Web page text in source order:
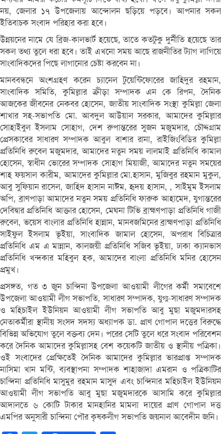
নয়, জেলার ১৭ উপজেলায় আন্দোলন ছড়িয়ে পড়বে। আপনার সকল
ইতিবাচক সংবাদ পরিহার করা হবে।
উন্নয়নের নামে যে ব্রিজ-কালভার্ট হয়েছে, তাতে কতটুকু দুর্নীতি হয়েছে তার
সকল তথ্য তুলে ধরা হবে। তাই এখনো সময় আছে রাজনীতির ট্যাগ লাগিয়ে
সাংবাদিকদের পিছে লাগানোর চেষ্টা করবেন না।
মানববন্ধনে অংশগ্রহণ করেন চ্যানেল টুয়েন্টিফোরের জাহিদুর রহমান,
সাংবাদিক সমিতি, কুমিল্লার ক্রীড়া সম্পাদক এন কে রিপন, দৈনিক
আজকের জীবনের নেকবর হোসেন, জাতীয় সাংবাদিক সংস্থা কুমিল্লা জেলা
শাখার সহ-সভাপতি মো. আবদুল আউয়াল সরকার, আমাদের কুমিল্লার
সোহাইবুল ইসলাম সোহাগ, দেশ রুপান্তরের সুজন মজুমদার, চৌদ্দগ্রাম
প্রেসকাবের সাধারণ সম্পাদক আবুল বাশার রানা, রাইজিংবিডির কুমিল্লা
প্রতিনিধি রুবেল মজুমদার, আমাদের নতুন সময় লালমাই প্রতিনিধি কামাল
হোসেন, স্বাধীন ভোরের সম্পাদক সোহাগ মিয়াজী, আমাদের নতুন সময়ের
শাহ ফয়সাল কারীম, আমাদের কুমিল্লার মো.হাসান, মুজিবুর রহমান মুকুল,
আবু সুফিয়ান রাসেল, জাহিদ হাসান নাঈম, হৃদয় হাসান, , সাইমুম ইসলাম
অপি, ব্রাণপাড়া আমাদের নতুন সময় প্রতিনিধি ফারুক আহামেদ, যুগান্তরের
দেবিদ্বার প্রতিনিধি আক্তার হোসেন, মেঘনা টিভি ব্রাহ্মণপাড়া প্রতিনিধি গাজী
রুবেল, ভয়েস বাংলার প্রতিনিধি হান্নান, মানবজমিনের ব্রাহ্মণপাড়া প্রতিনিধি
সাইফুল ইসলাম ভূইয়া, সাংবাদিক জামাল হোসেন, অপরাধ বিচিত্রার
প্রতিনিধি এম এ মান্নান, কালজয়ী প্রতিনিধি সজিব ভূইয়া, ঢাকা ক্যানভাস
প্রতিনিধি খন্দকার মহিবুল হক, আমাদের বাংলা প্রতিনিধি মনির হোসেন
প্রমুখ।
প্রসঙ্গত, গত ৩ জুন চান্দিনা উপজেলা আওয়ামী লীগের কর্মী সমাবেশে
উপজেলা আওয়ামী লীগ সভাপতি, সাধারণ সম্পাদক, যুগ্ম-সাধারণ সম্পাদক
ও মহিচাইল ইউনিয়ন আওয়ামী লীগ সভাপতি আবু মুছা মজুমদারসহ
নেতাকর্মীরা স্থানীয় সংসদ সদস্য অধ্যাপক ডা. প্রাণ গোপাল দত্তের বিরুদ্ধে
বিভিন্ন অভিযোগ তুলে বক্তব্য দেন। পরের সেটি তুলে ধরে সংবাদ পরিবেশন
করে দৈনিক আমাদের কুমিল্লাসহ বেশ কয়েকটি জাতীয় ও স্থানীয় পত্রিকা।
ওই সংবাদের প্রেক্ষিতেই দৈনিক আমাদের কুমিল্লার ভারপ্রাপ্ত সম্পাদক
নাসিমা খান মন্টি, ব্যবস্থাপনা সম্পাদক শাহাজাদা এমরান ও পত্রিকাটির
চান্দিনা প্রতিনিধি মাসুমুর রহমান মাসুদ এবং চান্দিনার মহিচাইল ইউনিয়ন
আওয়ামী লীগ সভাপতি আবু মুছা মজুমদারকে আসামি করে কুমিল্লার
আদালতে ৬ কোটি টাকার মানহানির মামলা দায়ের প্রাণ গোপাল দত্ত
এমপির অনুসারী চান্দিনা পৌর কৃষকলীগ সভাপতি জয়নাল আবেদীন জনি।